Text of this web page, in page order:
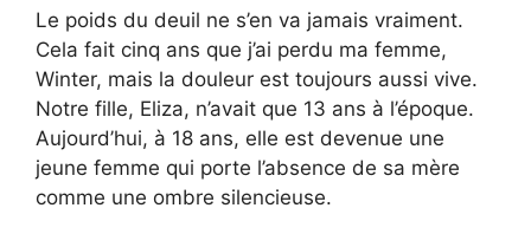
Le poids du deuil ne s’en va jamais vraiment.
Cela fait cinq ans que j’ai perdu ma femme,
Winter, mais la douleur est toujours aussi vive.
Notre fille, Eliza, n’avait que 13 ans à l’époque.
Aujourd’hui, à 18 ans, elle est devenue une
jeune femme qui porte l’absence de sa mère
comme une ombre silencieuse.